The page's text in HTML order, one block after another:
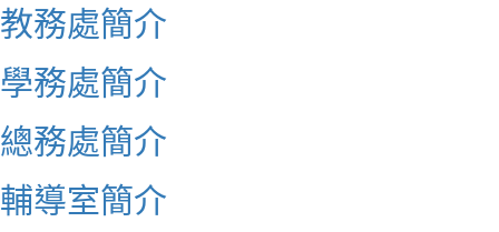
教務處簡介
學務處簡介
總務處簡介
輔導室簡介